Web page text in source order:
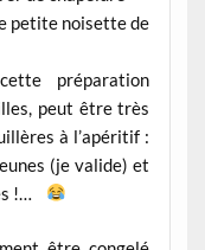
petite noisette de
préparation
peut être très
à l’apéritif :
(je valide) et
!…